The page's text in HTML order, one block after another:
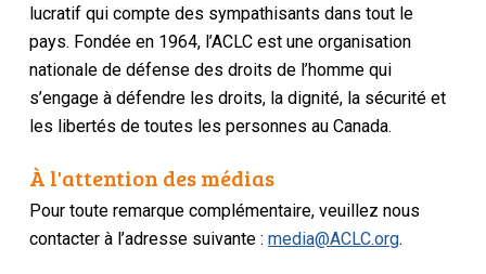
lucratif qui compte des sympathisants dans tout le
pays. Fondée en 1964, l’ACLC est une organisation
nationale de défense des droits de l’homme qui
s’engage à défendre les droits, la dignité, la sécurité et
les libertés de toutes les personnes au Canada.
À l'attention des médias
Pour toute remarque complémentaire, veuillez nous
contacter à l’adresse suivante :media@ACLC.org.